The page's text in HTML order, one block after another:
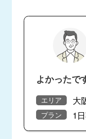
よかったで
エリア 大
プラン 1